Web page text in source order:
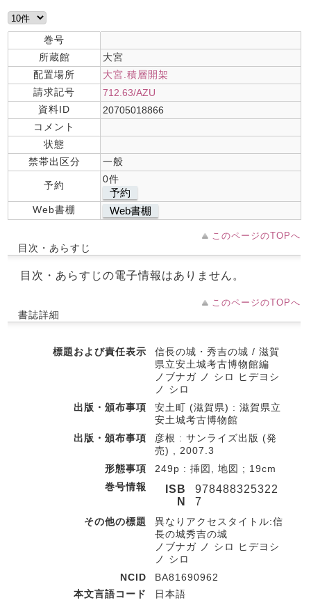
巻号
所蔵館
大宮
配置場所
大宮.積層開架
請求記号
712.63/AZU
資料ID
20705018866
コメント
状態
禁帯出区分
一般
予約
0件
予約
Web書棚 Web書棚
このページのTOPへ
目次・あらすじ
目次・あらすじの電子情報はありません。
このページのTOPへ
書誌詳細
標題および責任表示
信長の城・秀吉の城 / 滋賀
県立安土城考古博物館編
ノブナガ ノ シロ ヒデヨシ
ノ シロ
出版・頒布事項
安土町 (滋賀県) : 滋賀県立
安土城考古博物館
出版・頒布事項
彦根 : サンライズ出版 (発
売) , 2007.3
形態事項
249p : 挿図, 地図 ; 19cm
巻号情報
ISB
N
978488325322
7
その他の標題
異なりアクセスタイトル:信
長の城秀吉の城
ノブナガ ノ シロ ヒデヨシ
ノ シロ
NCID
BA81690962
本文言語コード
日本語